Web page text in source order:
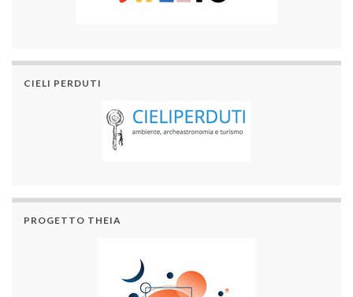
CIELI PERDUTI
PROGETTO THEIA